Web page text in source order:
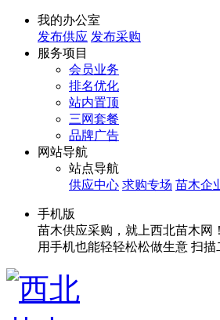
我的办公室
发布供应 发布采购
服务项目
会员业务
排名优化
站内置顶
三网套餐
品牌广告
网站导航
站点导航
供应中心 求购专场 苗木企
手机版
苗木供应采购，就上西北苗木网！
用手机也能轻轻松松做生意 扫描